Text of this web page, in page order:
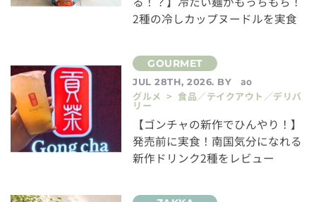
2種の冷しカップヌードルを実食
JUL 28TH, 2026. BY
ao
グルメ > 食品／テイクアウト／デリバ
リー
【ゴンチャの新作でひんやり！】
発売前に実食！南国気分になれる
新作ドリンク2種をレビュー